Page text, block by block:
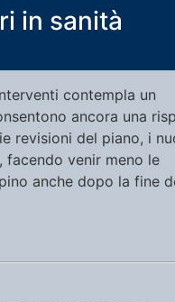
in sanità
contempla un
ancora una
revisioni del piano, i
venir meno le
anche dopo la fine